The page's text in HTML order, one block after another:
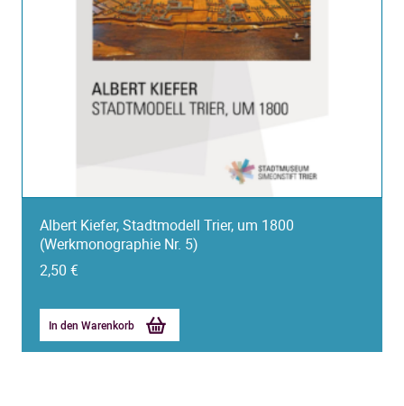
Albert Kiefer, Stadtmodell Trier, um 1800
(Werkmonographie Nr. 5)
2,50 €
In den Warenkorb